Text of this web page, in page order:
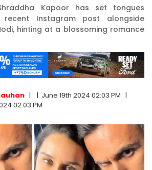
Kapoor has set tongues
Instagram post alongside
hinting at a blossoming romance
| | June 19th 2024 02:03 PM |
02:03 PM